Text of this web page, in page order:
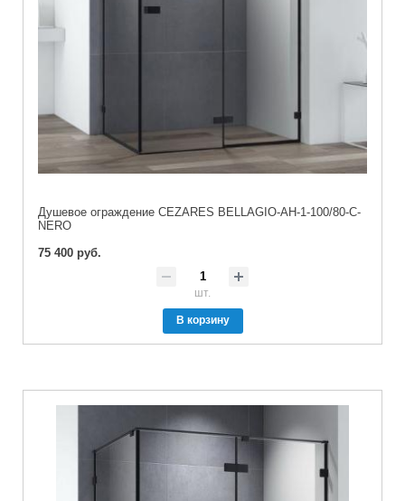
Душевое ограждение CEZARES BELLAGIO-AH-1-100/80-C-
NERO
75 400 руб.
шт.
В корзину